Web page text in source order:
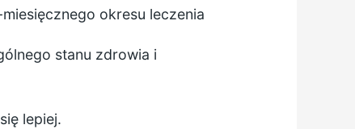
okresu leczenia
stanu zdrowia i
lepiej.